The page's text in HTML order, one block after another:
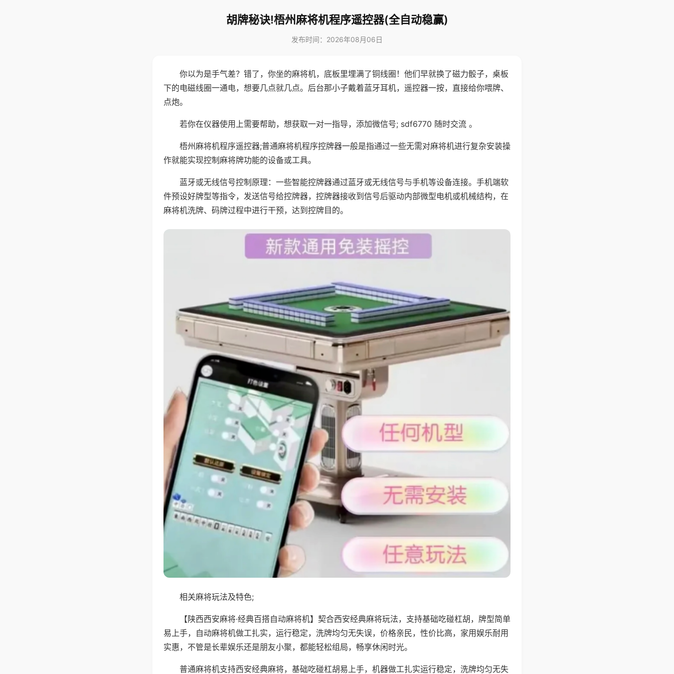
胡牌秘诀!梧州麻将机程序遥控器(全自动稳赢)
发布时间：2026年08月06日
你以为是手气差？错了，你坐的麻将机，底板里埋满了铜线圈！他们早就换了磁力骰子，桌板
下的电磁线圈一通电，想要几点就几点。后台那小子戴着蓝牙耳机，遥控器一按，直接给你喂牌、
点炮。
若你在仪器使用上需要帮助，想获取一对一指导，添加微信号; sdf6770 随时交流 。
梧州麻将机程序遥控器;普通麻将机程序控牌器一般是指通过一些无需对麻将机进行复杂安装操
作就能实现控制麻将牌功能的设备或工具。
蓝牙或无线信号控制原理：一些智能控牌器通过蓝牙或无线信号与手机等设备连接。手机端软
件预设好牌型等指令，发送信号给控牌器，控牌器接收到信号后驱动内部微型电机或机械结构，在
麻将机洗牌、码牌过程中进行干预，达到控牌目的。
相关麻将玩法及特色;
【陕西西安麻将·经典百搭自动麻将机】契合西安经典麻将玩法，支持基础吃碰杠胡，牌型简单
易上手，自动麻将机做工扎实，运行稳定，洗牌均匀无失误，价格亲民，性价比高，家用娱乐耐用
实惠，不管是长辈娱乐还是朋友小聚，都能轻松组局，畅享休闲时光。
普通麻将机支持西安经典麻将，基础吃碰杠胡易上手，机器做工扎实运行稳定，洗牌均匀无失